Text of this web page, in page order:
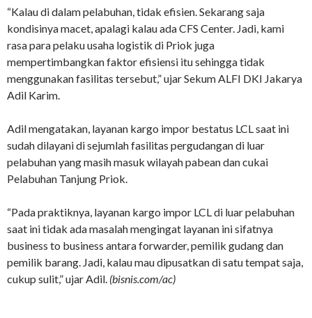
“Kalau di dalam pelabuhan, tidak efisien. Sekarang saja
kondisinya macet, apalagi kalau ada CFS Center. Jadi, kami
rasa para pelaku usaha logistik di Priok juga
mempertimbangkan faktor efisiensi itu sehingga tidak
menggunakan fasilitas tersebut,” ujar Sekum ALFI DKI Jakarya
Adil Karim.
Adil mengatakan, layanan kargo impor bestatus LCL saat ini
sudah dilayani di sejumlah fasilitas pergudangan di luar
pelabuhan yang masih masuk wilayah pabean dan cukai
Pelabuhan Tanjung Priok.
“Pada praktiknya, layanan kargo impor LCL di luar pelabuhan
saat ini tidak ada masalah mengingat layanan ini sifatnya
business to business antara forwarder, pemilik gudang dan
pemilik barang. Jadi, kalau mau dipusatkan di satu tempat saja,
cukup sulit,” ujar Adil. (bisnis.com/ac)